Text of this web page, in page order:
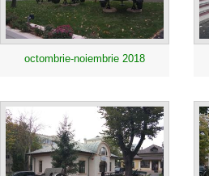
octombrie-noiembrie 2018